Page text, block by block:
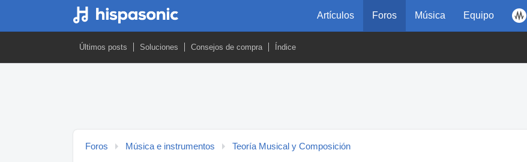
Artículos Foros Música Equipo
Últimos posts Soluciones Consejos de compra Índice
Foros Música e instrumentos Teoría Musical y Composición